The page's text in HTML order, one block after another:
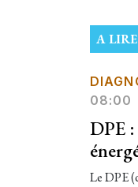
A
08:00
DPE
Le DPE